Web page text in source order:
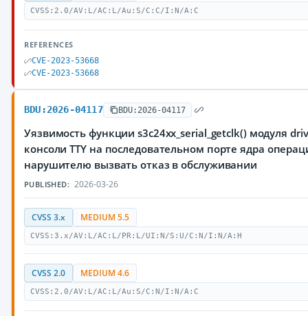
CVSS:2.0/AV:L/AC:L/Au:S/C:C/I:N/A:C
REFERENCES
CVE-2023-53668
CVE-2023-53668
BDU:2026-04117 BDU:2026-04117
Уязвимость функции s3c24xx_serial_getclk() модуля
консоли TTY на последовательном порте ядра
нарушителю вызвать отказ в обслуживании
PUBLISHED: 2026-03-26
CVSS 3.x MEDIUM 5.5
CVSS:3.x/AV:L/AC:L/PR:L/UI:N/S:U/C:N/I:N/A:H
CVSS 2.0 MEDIUM 4.6
CVSS:2.0/AV:L/AC:L/Au:S/C:N/I:N/A:C